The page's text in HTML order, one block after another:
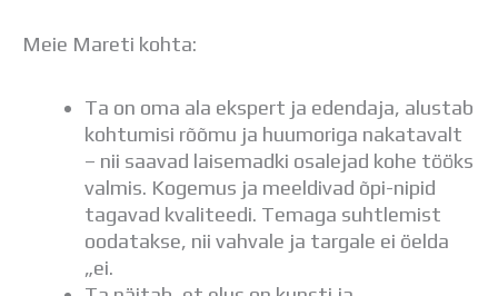
Projektid
Meie kool
Dokumendid
Uudised
Lapsevanemale
Vilistlastele
Toitlustamine
Virtuaaltuur
Meie Mareti kohta:
Ta on oma ala ekspert ja edendaja, alustab
kohtumisi rõõmu ja huumoriga nakatavalt
– nii saavad laisemadki osalejad kohe tööks
valmis. Kogemus ja meeldivad õpi-nipid
tagavad kvaliteedi. Temaga suhtlemist
oodatakse, nii vahvale ja targale ei öelda
„ei.